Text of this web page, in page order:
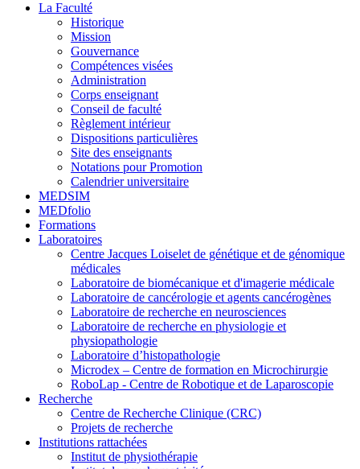
La Faculté
Historique
Mission
Gouvernance
Compétences visées
Administration
Corps enseignant
Conseil de faculté
Règlement intérieur
Dispositions particulières
Site des enseignants
Notations pour Promotion
Calendrier universitaire
MEDSIM
MEDfolio
Formations
Laboratoires
Centre Jacques Loiselet de génétique et de génomique
médicales
Laboratoire de biomécanique et d'imagerie médicale
Laboratoire de cancérologie et agents cancérogènes
Laboratoire de recherche en neurosciences
Laboratoire de recherche en physiologie et
physiopathologie
Laboratoire d’histopathologie
Microdex – Centre de formation en Microchirurgie
RoboLap - Centre de Robotique et de Laparoscopie
Recherche
Centre de Recherche Clinique (CRC)
Projets de recherche
Institutions rattachées
Institut de physiothérapie